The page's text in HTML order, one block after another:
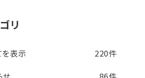
リ
を表示
220件